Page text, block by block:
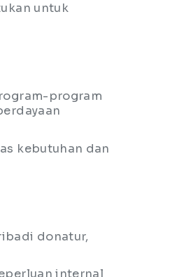
untuk
program
kebutuhan dan
donatur,
internal